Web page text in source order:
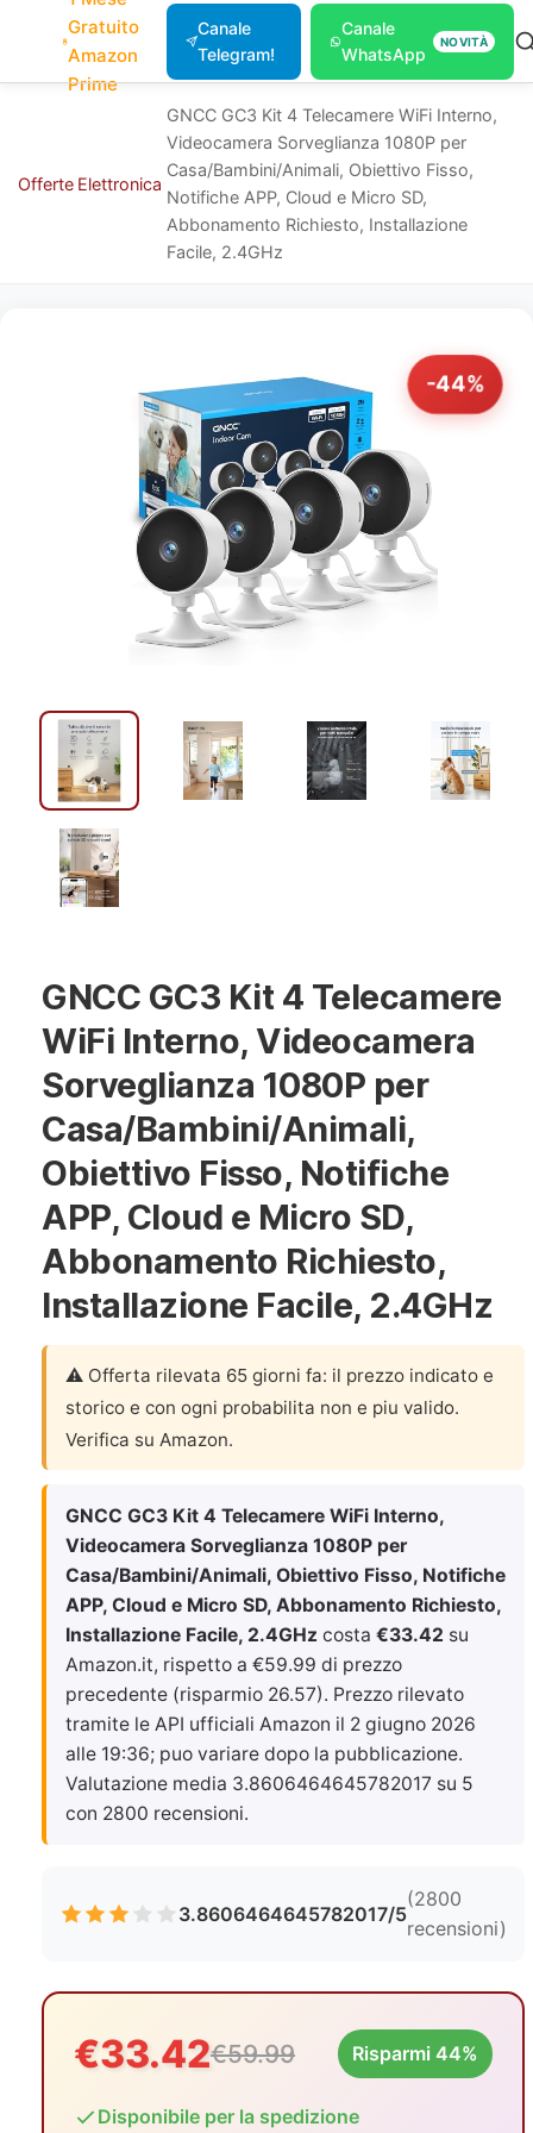
Gratuito
Amazon
Prime
Canale
Telegram!
Canale
WhatsApp
NOVITÀ
Offerte Elettronica
GNCC GC3 Kit 4 Telecamere WiFi Interno,
Videocamera Sorveglianza 1080P per
Casa/Bambini/Animali, Obiettivo Fisso,
Notifiche APP, Cloud e Micro SD,
Abbonamento Richiesto, Installazione
Facile, 2.4GHz
-44%
GNCC GC3 Kit 4 Telecamere
WiFi Interno, Videocamera
Sorveglianza 1080P per
Casa/Bambini/Animali,
Obiettivo Fisso, Notifiche
APP, Cloud e Micro SD,
Abbonamento Richiesto,
Installazione Facile, 2.4GHz
⚠️ Offerta rilevata 65 giorni fa: il prezzo indicato e
storico e con ogni probabilita non e piu valido.
Verifica su Amazon.
GNCC GC3 Kit 4 Telecamere WiFi Interno,
Videocamera Sorveglianza 1080P per
Casa/Bambini/Animali, Obiettivo Fisso, Notifiche
APP, Cloud e Micro SD, Abbonamento Richiesto,
Installazione Facile, 2.4GHz costa €33.42 su
Amazon.it, rispetto a €59.99 di prezzo
precedente (risparmio 26.57). Prezzo rilevato
tramite le API ufficiali Amazon il 2 giugno 2026
alle 19:36; puo variare dopo la pubblicazione.
Valutazione media 3.8606464645782017 su 5
con 2800 recensioni.
3.8606464645782017/5
(2800
recensioni)
€33.42€59.99 Risparmi 44%
Disponibile per la spedizione